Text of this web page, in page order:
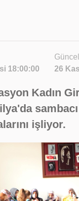
18:00:00
26
Kadın
işliyor.